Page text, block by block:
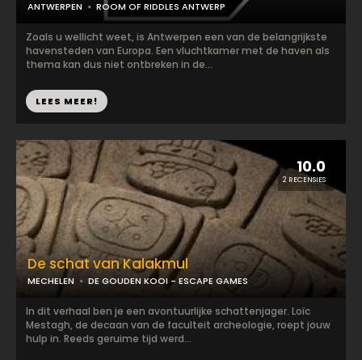
ANTWERPEN ROOM OF RIDDLES ANTWERP
Zoals u wellicht weet, is Antwerpen een van de belangrijkste
havensteden van Europa. Een vluchtkamer met de haven als
thema kan dus niet ontbreken in de...
LEES MEER!
10.0
2 RECENSIES
De schat van Kalakmul
MECHELEN DE GOUDEN KOOI - ESCAPE GAMES
In dit verhaal ben je een avontuurlijke schattenjager. Loïc
Mestagh, de decaan van de faculteit archeologie, roept jouw
hulp in. Reeds geruime tijd werd...